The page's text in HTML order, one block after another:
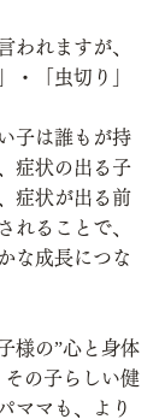
われますが、
・「虫切り」
子は誰もが持
症状の出る子
症状が出る前
れることで、
な成長につな
様の”心と身体
その子らしい健
ママも、より